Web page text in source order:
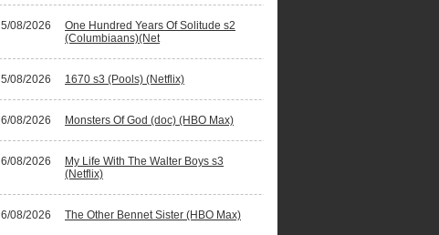
5/08/2026
One Hundred Years Of Solitude s2
(Columbiaans)(Net
5/08/2026 1670 s3 (Pools) (Netflix)
6/08/2026 Monsters Of God (doc) (HBO Max)
6/08/2026
My Life With The Walter Boys s3
(Netflix)
6/08/2026 The Other Bennet Sister (HBO Max)